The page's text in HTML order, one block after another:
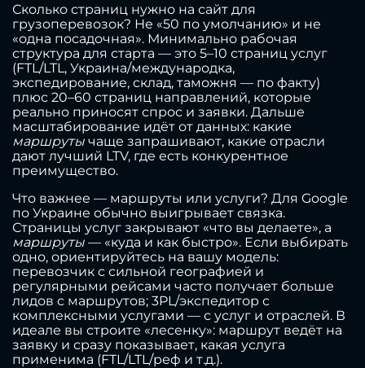
Сколько страниц нужно на сайт для
грузоперевозок? Не «50 по умолчанию» и не
«одна посадочная». Минимально рабочая
структура для старта — это 5–10 страниц услуг
(FTL/LTL, Украина/международка,
экспедирование, склад, таможня — по факту)
плюс 20–60 страниц направлений, которые
реально приносят спрос и заявки. Дальше
масштабирование идёт от данных: какие
маршруты чаще запрашивают, какие отрасли
дают лучший LTV, где есть конкурентное
преимущество.
Что важнее — маршруты или услуги? Для Google
по Украине обычно выигрывает связка.
Страницы услуг закрывают «что вы делаете», а
маршруты — «куда и как быстро». Если выбирать
одно, ориентируйтесь на вашу модель:
перевозчик с сильной географией и
регулярными рейсами часто получает больше
лидов с маршрутов; 3PL/экспедитор с
комплексными услугами — с услуг и отраслей. В
идеале вы строите «лесенку»: маршрут ведёт на
заявку и сразу показывает, какая услуга
применима (FTL/LTL/реф и т.д.).